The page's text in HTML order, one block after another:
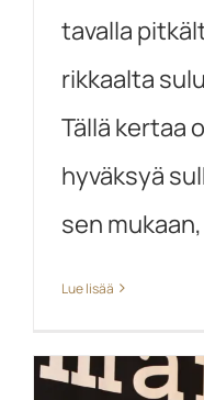
tavalla
rikkaalta
Tällä kertaa
hyväksyä
sen
Lue lisää